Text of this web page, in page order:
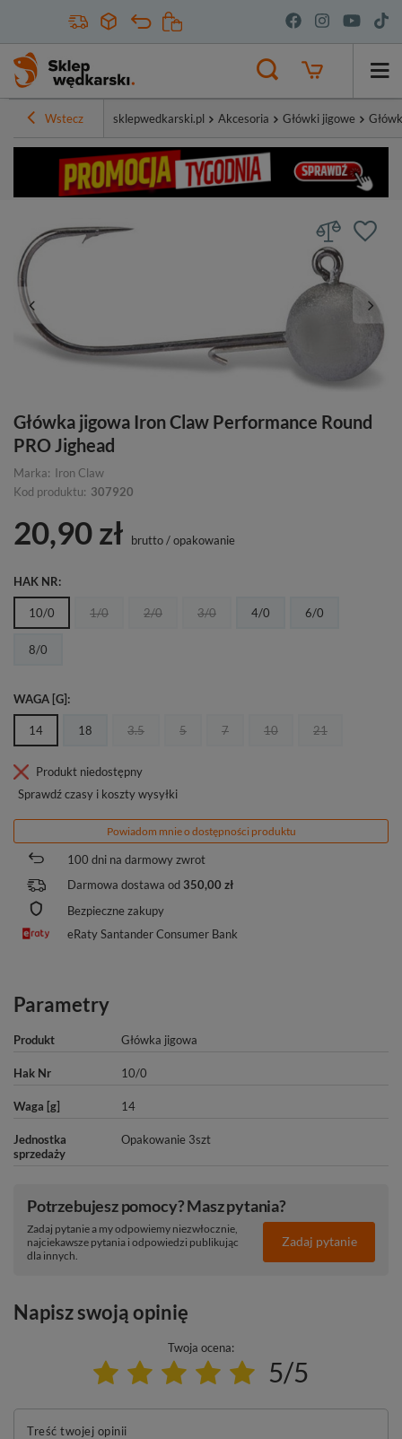
Wstecz sklepwedkarski.pl Akcesoria Główki jigowe
Główka jigowa Iron Claw Performance Round
PRO Jighead
Marka: Iron Claw
Kod produktu: 307920
20,90 zł brutto/opakowanie
HAK NR
10/0 1/0 2/0 3/0 4/0 6/0
8/0
WAGA [G]
14 18 3.5 5 7 10 21
Produkt niedostępny
Sprawdź czasy i koszty wysyłki
Powiadom mnie o dostępności produktu
100 dni na darmowy zwrot
Darmowa dostawa od 350,00 zł
Bezpieczne zakupy
eRaty Santander Consumer Bank
Parametry
Produkt Główka jigowa
Hak Nr 10/0
Waga [g] 14
Jednostka
sprzedaży
Opakowanie 3szt
Potrzebujesz pomocy? Masz pytania?
Zadaj pytanie a my odpowiemy niezwłocznie,
najciekawsze pytania i odpowiedzi publikując
dla innych.
Zadaj pytanie
Napisz swoją opinię
Twoja ocena:
5/5
Treść twojej opinii